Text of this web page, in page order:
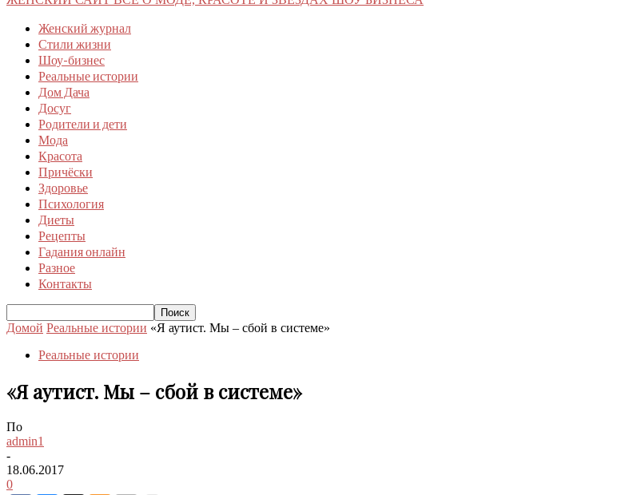
Женский журнал
Стили жизни
Шоу-бизнес
Реальные истории
Дом Дача
Досуг
Родители и дети
Мода
Красота
Причёски
Здоровье
Психология
Диеты
Рецепты
Гадания онлайн
Разное
Контакты
Домой Реальные истории «Я аутист. Мы – сбой в системе»
Реальные истории
«Я аутист. Мы – сбой в системе»
По
admin1
-
18.06.2017
0